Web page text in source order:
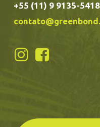
+55 (11) 9 9135-5418